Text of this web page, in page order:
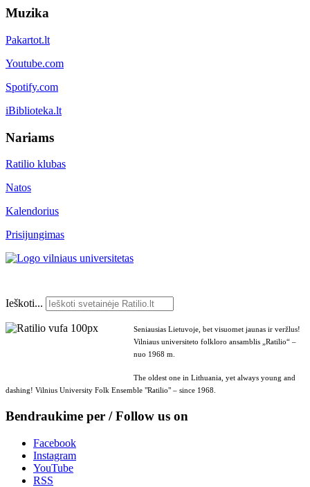
Muzika
Pakartot.lt
Youtube.com
Spotify.com
iBiblioteka.lt
Nariams
Ratilio klubas
Natos
Kalendorius
Prisijungimas
Ieškoti...
Seniausias Lietuvoje, bet visuomet jaunas ir veržlus!
Vilniaus universiteto folkloro ansamblis „Ratilio“ –
nuo 1968 m.
The oldest one in Lithuania, yet always young and
dashing! Vilnius University Folk Ensemble "Ratilio" – since 1968.
Bendraukime per / Follow us on
Facebook
Instagram
YouTube
RSS